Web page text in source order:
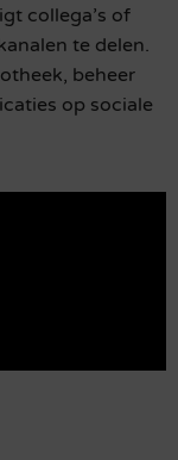
collega’s of
te delen.
beheer
op sociale